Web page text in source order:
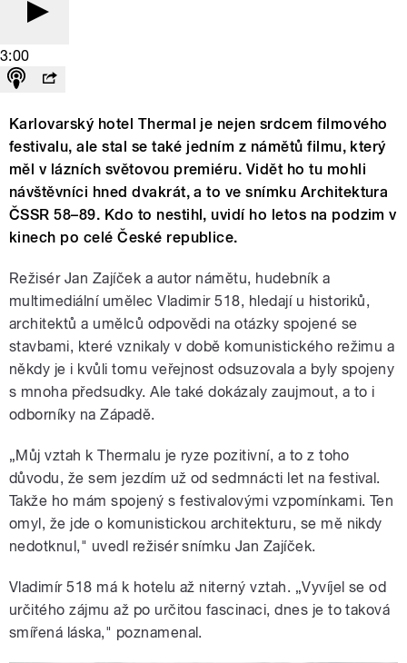
3:00
Karlovarský hotel Thermal je nejen srdcem filmového
festivalu, ale stal se také jedním z námětů filmu, který
měl v lázních světovou premiéru. Vidět ho tu mohli
návštěvníci hned dvakrát, a to ve snímku Architektura
ČSSR 58–89. Kdo to nestihl, uvidí ho letos na podzim v
kinech po celé České republice.
Režisér Jan Zajíček a autor námětu, hudebník a
multimediální umělec Vladimir 518, hledají u historiků,
architektů a umělců odpovědi na otázky spojené se
stavbami, které vznikaly v době komunistického režimu a
někdy je i kvůli tomu veřejnost odsuzovala a byly spojeny
s mnoha předsudky. Ale také dokázaly zaujmout, a to i
odborníky na Západě.
„Můj vztah k Thermalu je ryze pozitivní, a to z toho
důvodu, že sem jezdím už od sedmnácti let na festival.
Takže ho mám spojený s festivalovými vzpomínkami. Ten
omyl, že jde o komunistickou architekturu, se mě nikdy
nedotknul," uvedl režisér snímku Jan Zajíček.
Vladimír 518 má k hotelu až niterný vztah. „Vyvíjel se od
určitého zájmu až po určitou fascinaci, dnes je to taková
smířená láska," poznamenal.